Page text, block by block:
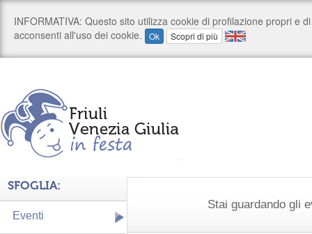
Stai guardando gli
SFOGLIA:
Eventi